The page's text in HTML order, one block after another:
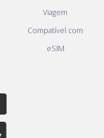
Viagem
Compatível com
eSIM